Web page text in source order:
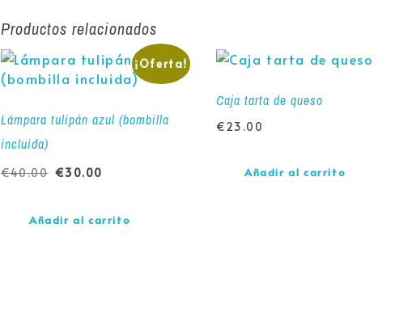
Productos relacionados
¡Oferta!
Lámpara tulipán azul (bombilla
incluida)
€40.00 €30.00
Añadir al carrito
Caja tarta de queso
€23.00
Añadir al carrito